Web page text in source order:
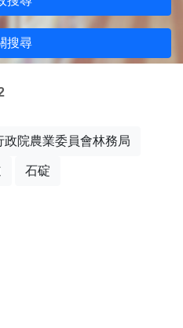
搜尋
政院農業委員會林務局
石碇